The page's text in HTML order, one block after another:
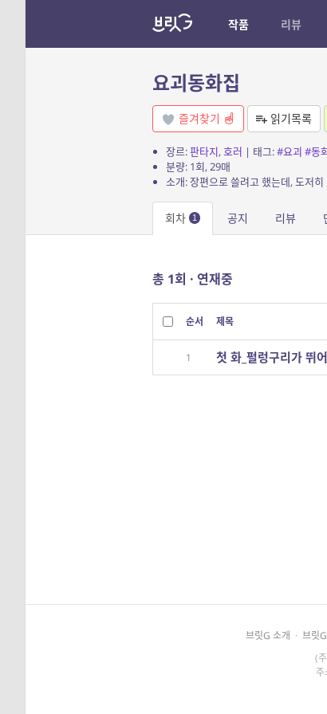
작품 리뷰
요괴동화집
즐겨찾기 읽기목록
장르:판타지, 호러 | 태그:#요괴 #동
분량: 1회, 29매
회차 1 공지 리뷰
총 1회 · 연재중
순서 제목
1 첫 화_펄렁구리가 뛰
브릿G 소개 · 브릿
(